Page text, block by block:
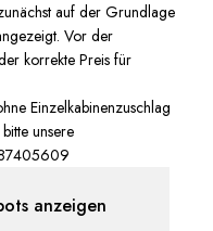
auf der Grundlage
Vor der
korrekte Preis für
Einzelkabinenzuschlag
unsere
anzeigen